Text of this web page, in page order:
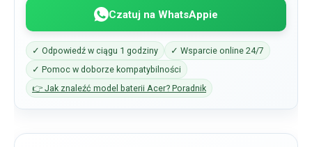
Czatuj na WhatsAppie
✓ Odpowiedź w ciągu 1 godziny
✓ Wsparcie online 24/7
✓ Pomoc w doborze kompatybilności
👉 Jak znaleźć model baterii Acer? Poradnik